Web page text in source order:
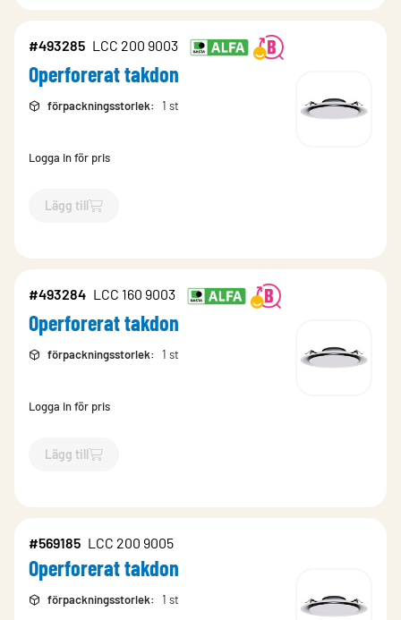
#493285 LCC 200 9003
Operforerat takdon
förpackningsstorlek: 1 st
Logga in för pris
Lägg till
`$Lägg till
#493284 LCC 160 9003
Operforerat takdon
förpackningsstorlek: 1 st
Logga in för pris
Lägg till
`$Lägg till
#569185 LCC 200 9005
Operforerat takdon
förpackningsstorlek: 1 st